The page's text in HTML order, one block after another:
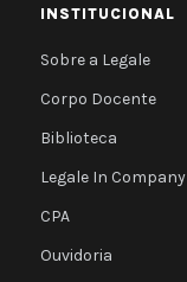
INSTITUCIONAL
Sobre a Legale
Corpo Docente
Biblioteca
Legale In Company
CPA
Ouvidoria